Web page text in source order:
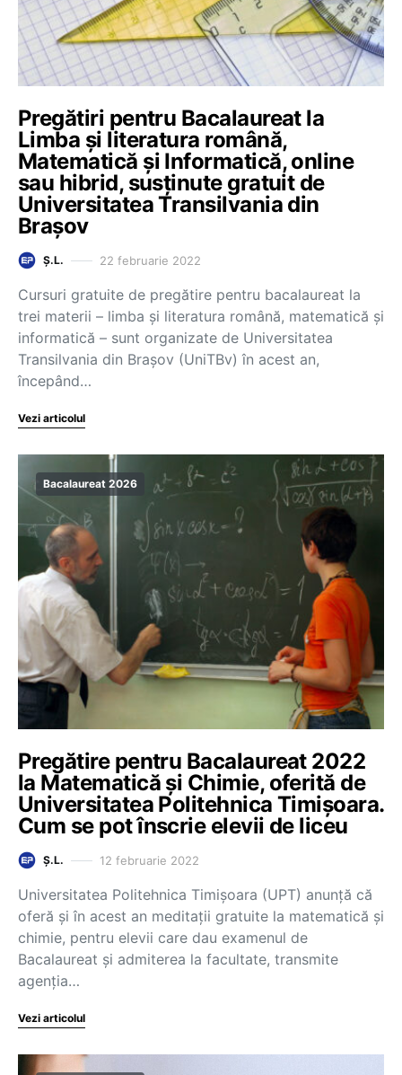
Pregătiri pentru Bacalaureat la
Limba și literatura română,
Matematică și Informatică, online
sau hibrid, susținute gratuit de
Universitatea Transilvania din
Brașov
Ș.L. 22 februarie 2022
Cursuri gratuite de pregătire pentru bacalaureat la
trei materii – limba şi literatura română, matematică şi
informatică – sunt organizate de Universitatea
Transilvania din Braşov (UniTBv) în acest an,
începând…
Vezi articolul
Bacalaureat 2026
Pregătire pentru Bacalaureat 2022
la Matematică și Chimie, oferită de
Universitatea Politehnica Timișoara.
Cum se pot înscrie elevii de liceu
Ș.L. 12 februarie 2022
Universitatea Politehnica Timișoara (UPT) anunţă că
oferă şi în acest an meditaţii gratuite la matematică şi
chimie, pentru elevii care dau examenul de
Bacalaureat şi admiterea la facultate, transmite
agenția…
Vezi articolul